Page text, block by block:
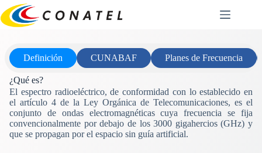
Saltar
al
contenido
Definición CUNABAF Planes de Frecuencia
¿Qué es?
El espectro radioeléctrico, de conformidad con lo establecido en
el artículo 4 de la Ley Orgánica de Telecomunicaciones, es el
conjunto de ondas electromagnéticas cuya frecuencia se fija
convencionalmente por debajo de los 3000 gigahercios (GHz) y
que se propagan por el espacio sin guía artificial.